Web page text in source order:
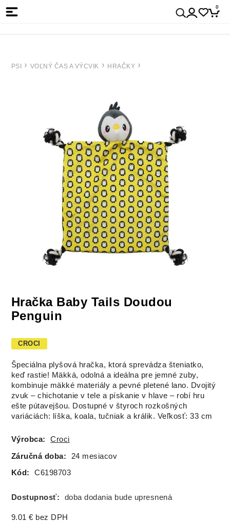
0
PSI VOĽNÝ ČAS A VÝCVIK HRAČKY
Hračka Baby Tails Doudou
Penguin
CROCI
Špeciálna plyšová hračka, ktorá sprevádza šteniatko,
keď rastie! Mäkká, odolná a ideálna pre jemné zuby,
kombinuje mäkké materiály a pevné pletené lano. Dvojitý
zvuk – chichotanie v tele a pískanie v hlave – robí hru
ešte pútavejšou. Dostupné v štyroch rozkošných
variáciách: líška, koala, tučniak a králik. Veľkosť: 33 cm
Výrobca: Croci
Záručná doba: 24 mesiacov
Kód: C6198703
Dostupnosť: doba dodania bude upresnená
9.01 € bez DPH